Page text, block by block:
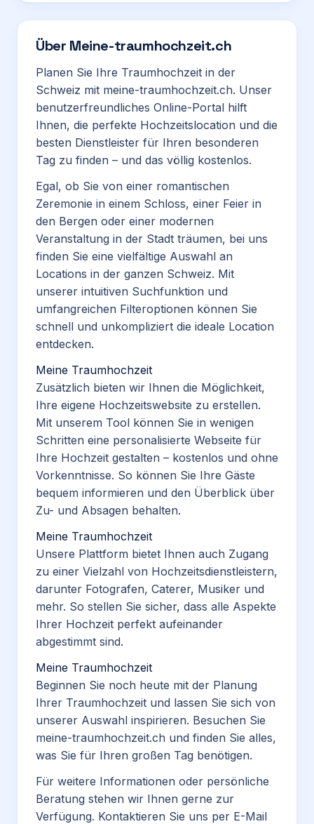
Über Meine-traumhochzeit.ch
Planen Sie Ihre Traumhochzeit in der
Schweiz mit meine-traumhochzeit.ch. Unser
benutzerfreundliches Online-Portal hilft
Ihnen, die perfekte Hochzeitslocation und die
besten Dienstleister für Ihren besonderen
Tag zu finden – und das völlig kostenlos.
Egal, ob Sie von einer romantischen
Zeremonie in einem Schloss, einer Feier in
den Bergen oder einer modernen
Veranstaltung in der Stadt träumen, bei uns
finden Sie eine vielfältige Auswahl an
Locations in der ganzen Schweiz. Mit
unserer intuitiven Suchfunktion und
umfangreichen Filteroptionen können Sie
schnell und unkompliziert die ideale Location
entdecken.
Meine Traumhochzeit
Zusätzlich bieten wir Ihnen die Möglichkeit,
Ihre eigene Hochzeitswebsite zu erstellen.
Mit unserem Tool können Sie in wenigen
Schritten eine personalisierte Webseite für
Ihre Hochzeit gestalten – kostenlos und ohne
Vorkenntnisse. So können Sie Ihre Gäste
bequem informieren und den Überblick über
Zu- und Absagen behalten.
Meine Traumhochzeit
Unsere Plattform bietet Ihnen auch Zugang
zu einer Vielzahl von Hochzeitsdienstleistern,
darunter Fotografen, Caterer, Musiker und
mehr. So stellen Sie sicher, dass alle Aspekte
Ihrer Hochzeit perfekt aufeinander
abgestimmt sind.
Meine Traumhochzeit
Beginnen Sie noch heute mit der Planung
Ihrer Traumhochzeit und lassen Sie sich von
unserer Auswahl inspirieren. Besuchen Sie
meine-traumhochzeit.ch und finden Sie alles,
was Sie für Ihren großen Tag benötigen.
Für weitere Informationen oder persönliche
Beratung stehen wir Ihnen gerne zur
Verfügung. Kontaktieren Sie uns per E-Mail